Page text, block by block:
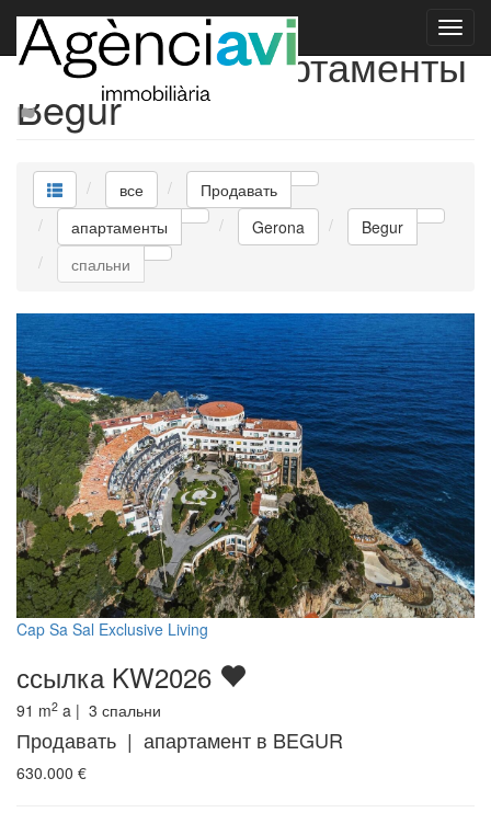
Продавать апартаменты
Begur
все
Продавать
апартаменты
Gerona
Begur
спальни
Cap Sa Sal Exclusive Living
ссылка KW2026
91 m2 a | 3 спальни
Продавать | апартамент в BEGUR
630.000 €